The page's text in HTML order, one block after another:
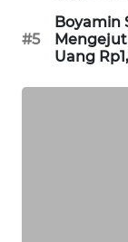
#5
Boyamin
Uang
ALPERKLINAS
FORJASIDA